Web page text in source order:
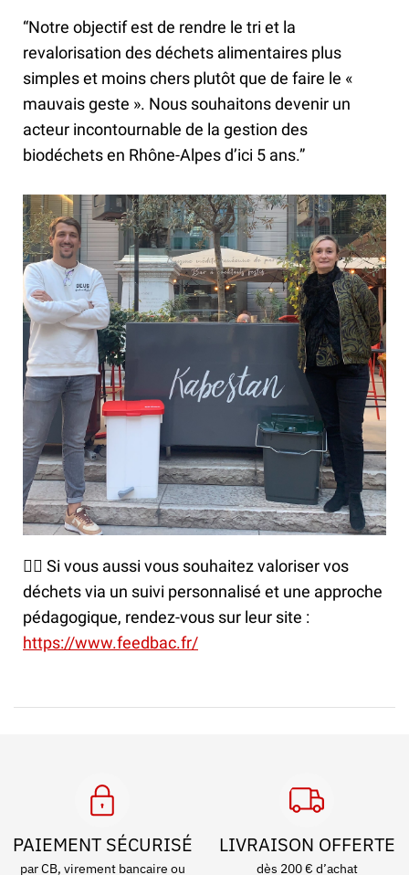
“Notre objectif est de rendre le tri et la
revalorisation des déchets alimentaires plus
simples et moins chers plutôt que de faire le «
mauvais geste ». Nous souhaitons devenir un
acteur incontournable de la gestion des
biodéchets en Rhône-Alpes d’ici 5 ans.”
👌🏻 Si vous aussi vous souhaitez valoriser vos
déchets via un suivi personnalisé et une approche
pédagogique, rendez-vous sur leur site :
https://www.feedbac.fr/
PAIEMENT SÉCURISÉ
par CB, virement bancaire ou
LIVRAISON OFFERTE
dès 200 € d’achat